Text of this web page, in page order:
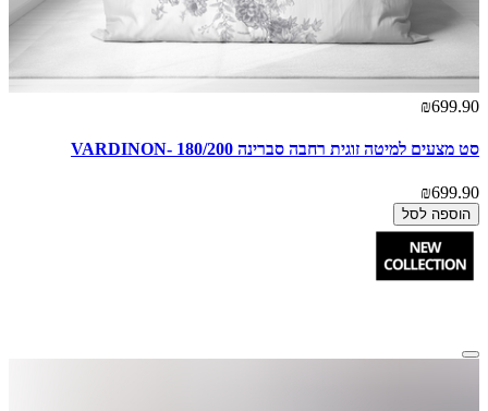
₪699.90
סט מצעים למיטה זוגית רחבה סברינה 180/200 -VARDINON
₪699.90
הוספה לסל